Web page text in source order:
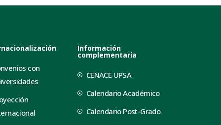
con
Información
complementaria
CENACE UPSA
Calendario Académico
Calendario Post-Grado